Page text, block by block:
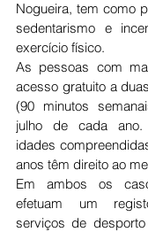
Nogueira, tem como
sedentarismo e
exercício físico.
As pessoas com
acesso gratuito a
(90 minutos
julho de cada
idades
anos têm direito ao
Em ambos os
efetuam um
serviços de